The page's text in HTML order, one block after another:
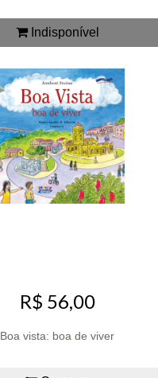
Indisponível
R$ 56,00
Boa vista: boa de viver